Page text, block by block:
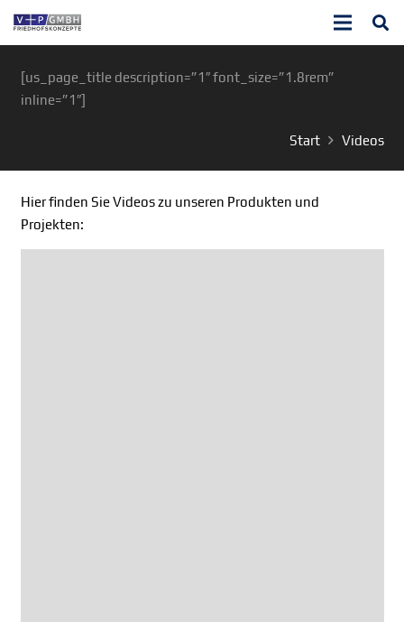
[us_page_title description=”1″ font_size=”1.8rem”
inline=”1″]
Start Videos
Hier finden Sie Videos zu unseren Produkten und
Projekten: